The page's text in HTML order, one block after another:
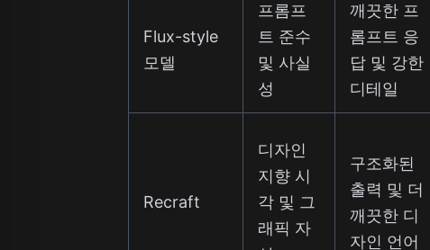
Flux-style
모델
프롬프
트 준수
및 사실
성
깨끗한 프
롬프트 응
답 및 강한
디테일
Recraft
디자인
지향 시
각 및 그
래픽 자
구조화된
출력 및 더
깨끗한 디
자인 언어